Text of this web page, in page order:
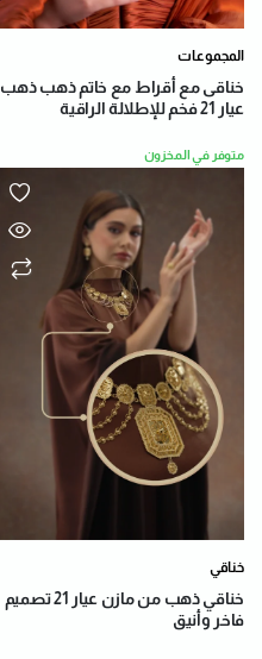
المجموعات
خناقى مع أقراط مع خاتم ذهب ذهب
عيار 21 فخم للإطلالة الراقية
متوفر في المخزون
خناقي
خناقي ذهب من مازن عيار 21 تصميم
فاخر وأنيق